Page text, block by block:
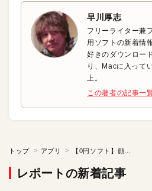
早川厚志
フリーライター兼
用ソフトの新着情
好きのダウンロー
り、Macに入って
上。
この著者の記事一
トップ アプリ
レポートの新着記事